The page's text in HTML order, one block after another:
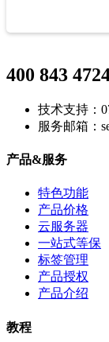
400 843
技术支持：
服务邮箱：
产品&服务
特色功能
产品价格
云服务器
一站式等保
标签管理
产品授权
产品介绍
教程